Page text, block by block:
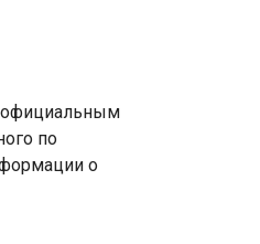
официальным
по
о